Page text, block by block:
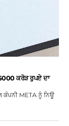
ਕਰੋੜ ਰੁਪਏ ਦਾ
META ਨੂੰ ਨਿਊ